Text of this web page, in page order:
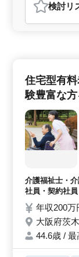
おすすめポ
＜魅力的な
ベートのバ
く働けます。
す。 ＜やり
の生活を支え
日常生活に密
護経験とスキ
す。 ＜待遇
っており、雇
検討リ
住宅型有
験豊富な方
介護福祉士・
社員・契約社
年収200
大阪府茨
44.6歳 /